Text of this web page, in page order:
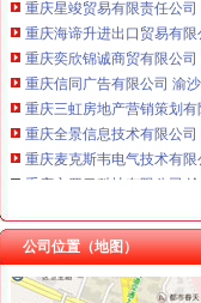
重庆奕欣锦诚商贸有限公司
重庆信同广告有限公司 渝沙
重庆三虹房地产营销策划
重庆全景信息技术有限公司
重庆麦克斯韦电气技术有限
重庆市罗云科技有限公司 渝
重庆科米克商贸有限责任公
重庆星竣贸易有限责任公司
重庆海谛升进出口贸易有限
重庆奕欣锦诚商贸有限公司
公司位置（地图）